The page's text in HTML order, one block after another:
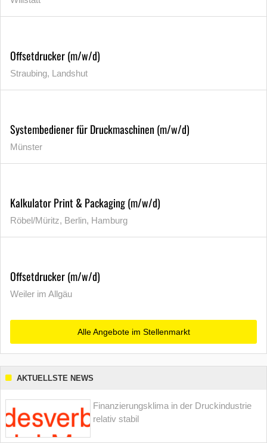
Offsetdrucker (m/w/d)
Straubing, Landshut
Systembediener für Druckmaschinen (m/w/d)
Münster
Kalkulator Print & Packaging (m/w/d)
Röbel/Müritz, Berlin, Hamburg
Offsetdrucker (m/w/d)
Weiler im Allgäu
Alle Angebote im Stellenmarkt
AKTUELLSTE NEWS
Finanzierungsklima in der Druckindustrie
relativ stabil